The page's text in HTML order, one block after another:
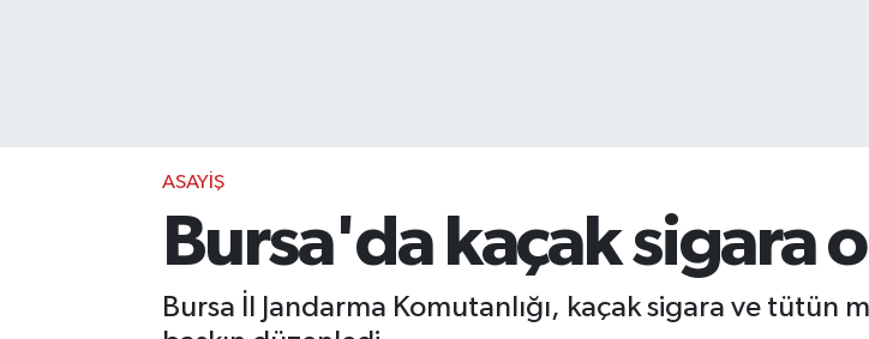
ASAYİŞ
Bursa'da kaçak sigara
Bursa İl Jandarma Komutanlığı, kaçak sigara ve